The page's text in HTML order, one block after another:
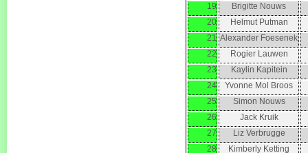
19
Brigitte Nouws
20
Helmut Putman
21 Alexander Foesenek
22
Rogier Lauwen
23
Kaylin Kapitein
24
Yvonne Mol Broos
25
Simon Nouws
26
Jack Kruik
27
Liz Verbrugge
28
Kimberly Ketting